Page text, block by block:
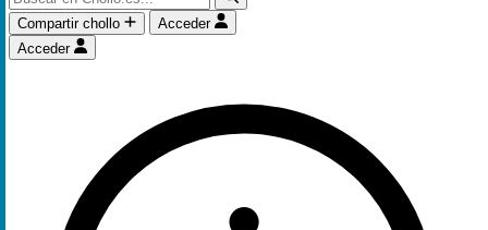
Compartir chollo
Acceder
Acceder